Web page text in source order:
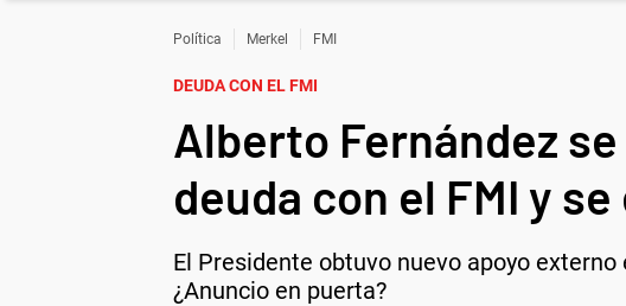
Política Merkel FMI
DEUDA CON EL FMI
Alberto Fernández
deuda con el FMI y
El Presidente obtuvo nuevo apoyo
¿Anuncio en puerta?